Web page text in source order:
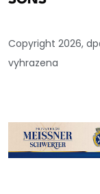
Copyright 2026,
vyhrazena